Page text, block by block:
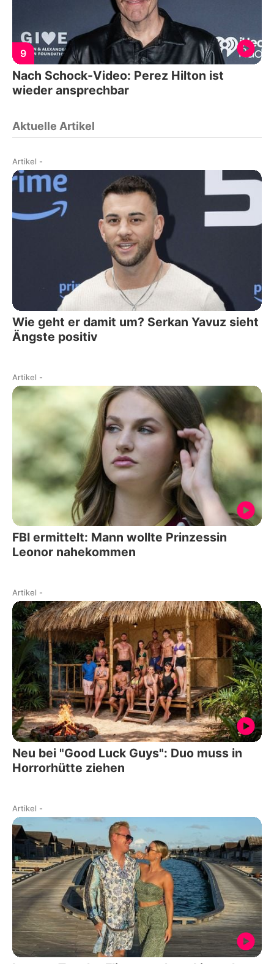
9
Nach Schock-Video: Perez Hilton ist
wieder ansprechbar
Aktuelle Artikel
Artikel -
Wie geht er damit um? Serkan Yavuz sieht
Ängste positiv
Artikel -
FBI ermittelt: Mann wollte Prinzessin
Leonor nahekommen
Artikel -
Neu bei "Good Luck Guys": Duo muss in
Horrorhütte ziehen
Artikel -